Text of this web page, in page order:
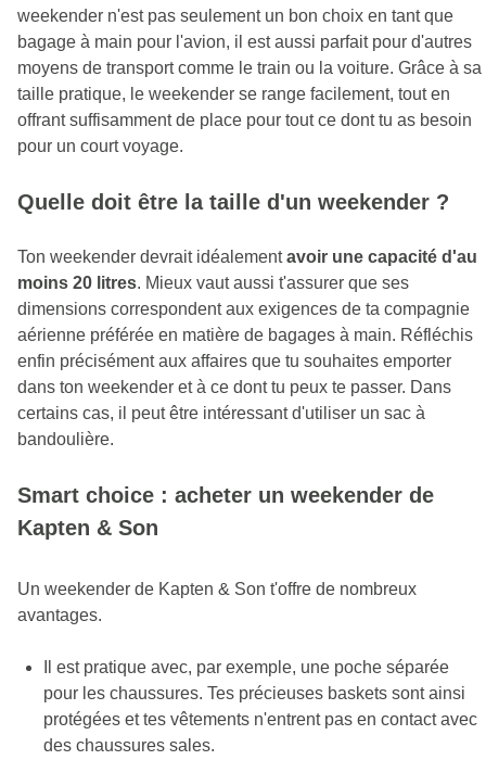
weekender n'est pas seulement un bon choix en tant que
bagage à main pour l'avion, il est aussi parfait pour d'autres
moyens de transport comme le train ou la voiture. Grâce à sa
taille pratique, le weekender se range facilement, tout en
offrant suffisamment de place pour tout ce dont tu as besoin
pour un court voyage.
Quelle doit être la taille d'un weekender ?
Ton weekender devrait idéalementavoir une capacité d'au
moins 20 litres. Mieux vaut aussi t'assurer que ses
dimensions correspondent aux exigences de ta compagnie
aérienne préférée en matière de bagages à main. Réfléchis
enfin précisément aux affaires que tu souhaites emporter
dans ton weekender et à ce dont tu peux te passer. Dans
certains cas, il peut être intéressant d'utiliser un sac à
bandoulière.
Smart choice : acheter un weekender de
Kapten & Son
Un weekender de Kapten & Son t'offre de nombreux
avantages.
Il est pratique avec, par exemple, une poche séparée
pour les chaussures. Tes précieuses baskets sont ainsi
protégées et tes vêtements n'entrent pas en contact avec
des chaussures sales.